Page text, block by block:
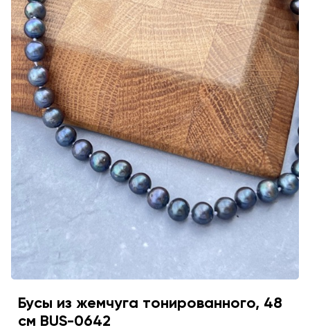
Бусы из жемчуга тонированного, 48
см BUS-0642